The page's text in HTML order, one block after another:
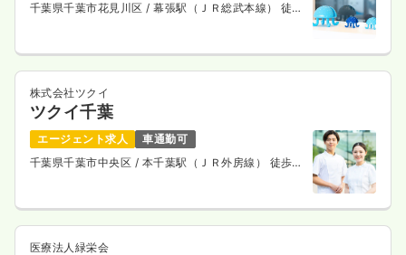
千葉県千葉市花見川区/ 幕張駅（ＪＲ総武本線） 徒歩
株式会社ツクイ
ツクイ千葉
エージェント求人
車通勤可
千葉県千葉市中央区 / 本千葉駅（ＪＲ外房線） 徒歩
医療法人緑栄会